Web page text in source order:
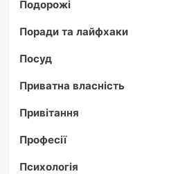
Подорожі
Поради та лайфхаки
Посуд
Приватна власність
Привітання
Професії
Психологія